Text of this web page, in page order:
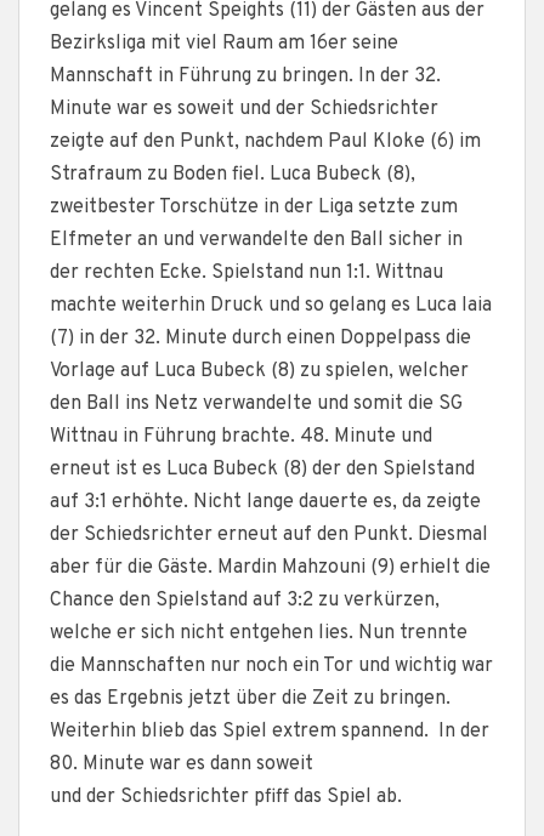
gelang es Vincent Speights (11) der Gästen aus der
Bezirksliga mit viel Raum am 16er seine
Mannschaft in Führung zu bringen. In der 32.
Minute war es soweit und der Schiedsrichter
zeigte auf den Punkt, nachdem Paul Kloke (6) im
Strafraum zu Boden fiel. Luca Bubeck (8),
zweitbester Torschütze in der Liga setzte zum
Elfmeter an und verwandelte den Ball sicher in
der rechten Ecke. Spielstand nun 1:1. Wittnau
machte weiterhin Druck und so gelang es Luca Iaia
(7) in der 32. Minute durch einen Doppelpass die
Vorlage auf Luca Bubeck (8) zu spielen, welcher
den Ball ins Netz verwandelte und somit die SG
Wittnau in Führung brachte. 48. Minute und
erneut ist es Luca Bubeck (8) der den Spielstand
auf 3:1 erhöhte. Nicht lange dauerte es, da zeigte
der Schiedsrichter erneut auf den Punkt. Diesmal
aber für die Gäste. Mardin Mahzouni (9) erhielt die
Chance den Spielstand auf 3:2 zu verkürzen,
welche er sich nicht entgehen lies. Nun trennte
die Mannschaften nur noch ein Tor und wichtig war
es das Ergebnis jetzt über die Zeit zu bringen.
Weiterhin blieb das Spiel extrem spannend. In der
80. Minute war es dann soweit
und der Schiedsrichter pfiff das Spiel ab.